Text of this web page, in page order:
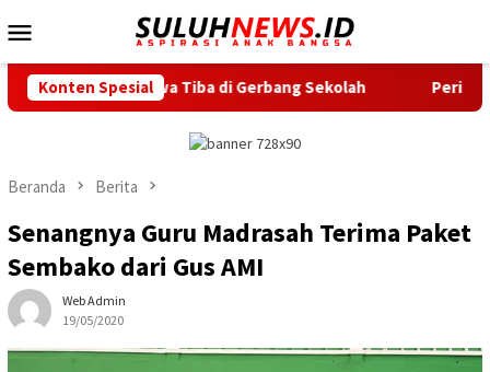
ke
Mobile
Konten Spesial
Tiba di Gerbang Sekolah Peringati Pekan
Beranda Berita
Senangnya Guru Madrasah Terima Paket
Sembako dari Gus AMI
Web Admin
19/05/2020